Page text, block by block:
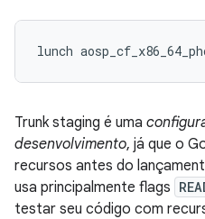
Trunk staging é uma
desenvolvimento, já que o
recursos antes do
usa principalmente flags
testar seu código com